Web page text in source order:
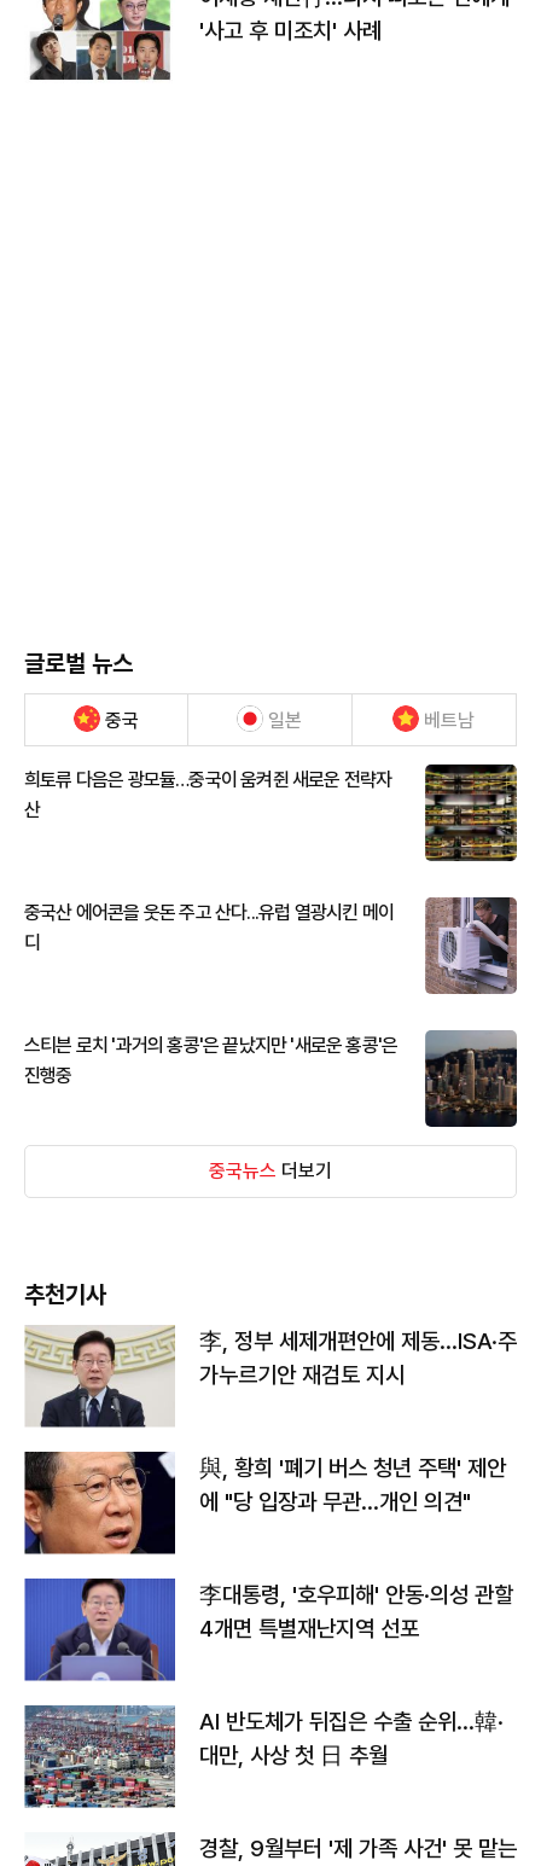
'사고 후 미조치' 사례
글로벌 뉴스
중국 일본 베트남
희토류 다음은 광모듈…중국이 움켜쥔 새로운 전략자
산
중국산 에어콘을 웃돈 주고 산다...유럽 열광시킨 메이
디
스티븐 로치 '과거의 홍콩'은 끝났지만 '새로운 홍콩'은
진행중
중국뉴스 더보기
추천기사
李, 정부 세제개편안에 제동…ISA·주
가누르기안 재검토 지시
與, 황희 '폐기 버스 청년 주택' 제안
에 "당 입장과 무관…개인 의견"
李대통령, '호우피해' 안동·의성 관할
4개면 특별재난지역 선포
AI 반도체가 뒤집은 수출 순위…韓·
대만, 사상 첫 日 추월
경찰, 9월부터 '제 가족 사건' 못 맡는